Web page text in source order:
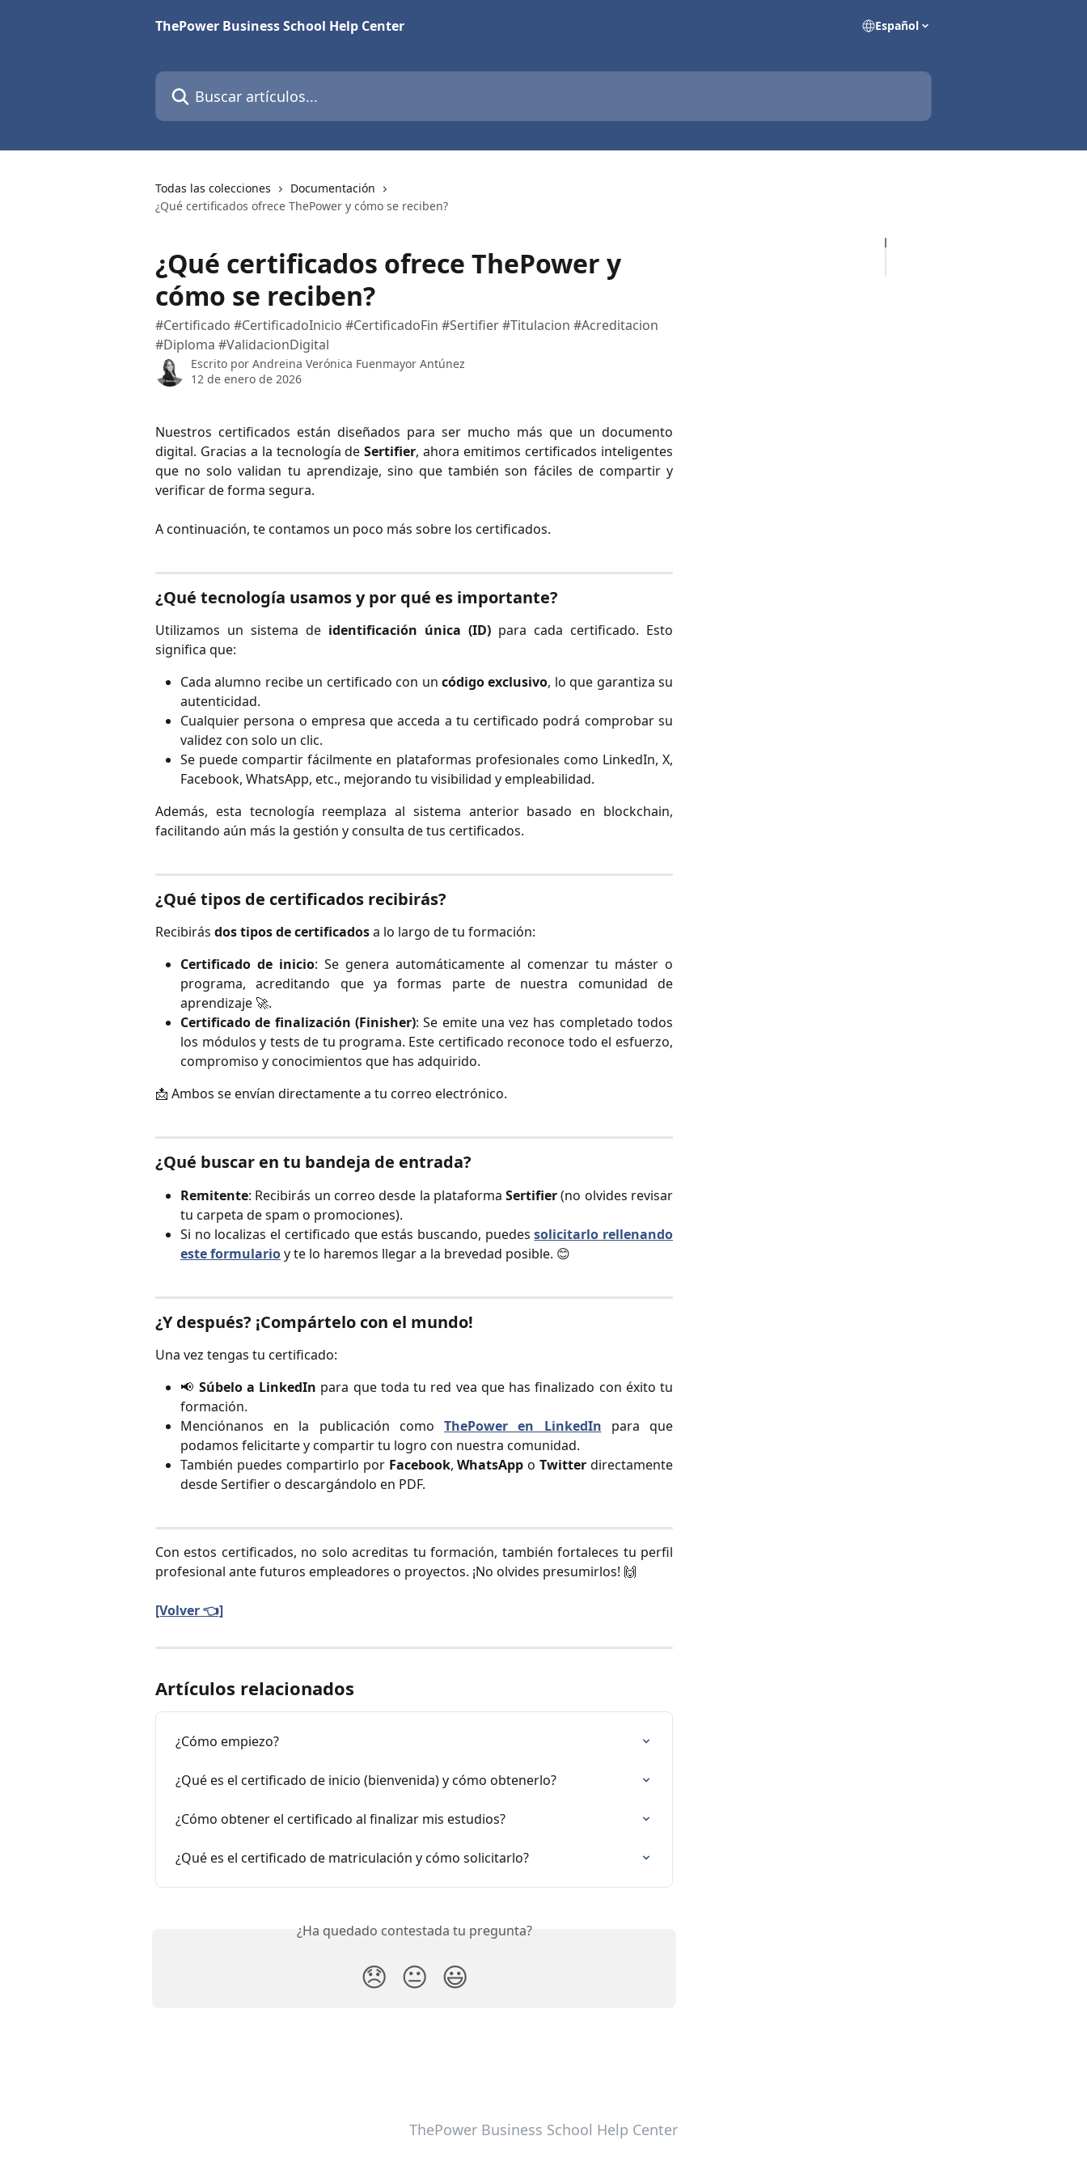
ThePower Business School Help Center
Español
Buscar artículos...
Todas las colecciones
Documentación
¿Qué certificados ofrece ThePower y cómo se reciben?
¿Qué certificados ofrece ThePower y
cómo se reciben?
#Certificado #CertificadoInicio #CertificadoFin #Sertifier #Titulacion #Acreditacion
#Diploma #ValidacionDigital
Escrito por Andreina Verónica Fuenmayor Antúnez
12 de enero de 2026
Nuestros certificados están diseñados para ser mucho más que un documento
digital. Gracias a la tecnología deSertifier, ahora emitimos certificados inteligentes
que no solo validan tu aprendizaje, sino que también son fáciles de compartir y
verificar de forma segura.
A continuación, te contamos un poco más sobre los certificados.
¿Qué tecnología usamos y por qué es importante?
Utilizamos un sistema de identificación única (ID) para cada certificado. Esto
significa que:
Cada alumno recibe un certificado con un código exclusivo, lo que garantiza su
autenticidad.
Cualquier persona o empresa que acceda a tu certificado podrá comprobar su
validez con solo un clic.
Se puede compartir fácilmente en plataformas profesionales como LinkedIn, X,
Facebook, WhatsApp, etc., mejorando tu visibilidad y empleabilidad.
Además, esta tecnología reemplaza al sistema anterior basado en blockchain,
facilitando aún más la gestión y consulta de tus certificados.
¿Qué tipos de certificados recibirás?
Recibirás dos tipos de certificadosa lo largo de tu formación:
Certificado de inicio: Se genera automáticamente al comenzar tu máster o
programa, acreditando que ya formas parte de nuestra comunidad de
aprendizaje 🚀.
Certificado de finalización (Finisher): Se emite una vez has completado todos
los módulos y tests de tu programa. Este certificado reconoce todo el esfuerzo,
compromiso y conocimientos que has adquirido.
📩 Ambos se envían directamente a tu correo electrónico.
¿Qué buscar en tu bandeja de entrada?
Remitente: Recibirás un correo desde la plataformaSertifier(no olvides revisar
tu carpeta de spam o promociones).
Si no localizas el certificado que estás buscando, puedessolicitarlo rellenando
este formularioy te lo haremos llegar a la brevedad posible. 😊
¿Y después? ¡Compártelo con el mundo!
Una vez tengas tu certificado:
📢 Súbelo a LinkedIn para que toda tu red vea que has finalizado con éxito tu
formación.
Menciónanos en la publicación comoThePower en LinkedIn para que
podamos felicitarte y compartir tu logro con nuestra comunidad.
También puedes compartirlo por Facebook,WhatsApp oTwitter directamente
desde Sertifier o descargándolo en PDF.
Con estos certificados, no solo acreditas tu formación, también fortaleces tu perfil
profesional ante futuros empleadores o proyectos. ¡No olvides presumirlos! 🙌
[Volver 👈]
Artículos relacionados
¿Cómo empiezo?
¿Qué es el certificado de inicio (bienvenida) y cómo obtenerlo?
¿Cómo obtener el certificado al finalizar mis estudios?
¿Qué es el certificado de matriculación y cómo solicitarlo?
¿Ha quedado contestada tu pregunta?
😞 😐 😃
ThePower Business School Help Center